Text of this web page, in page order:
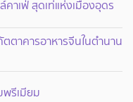
าเฟ่ สุดเท่แห่งเมืองอุดร
ตาคารอาหารจีนในตำนาน
พรีเมียม